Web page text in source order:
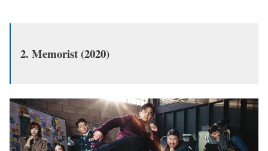
2. Memorist (2020)